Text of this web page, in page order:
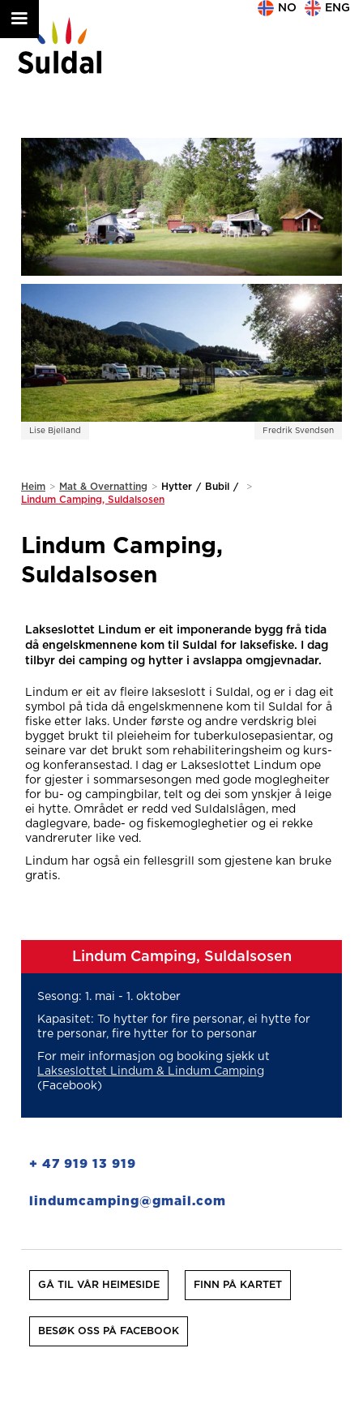
NO ENG
Lise Bjelland Fredrik Svendsen
Heim > Mat & Overnatting > Hytter / Bubil /
>
Lindum Camping, Suldalsosen
Lindum Camping,
Suldalsosen
Lakseslottet Lindum er eit imponerande bygg frå tida
då engelskmennene kom til Suldal for laksefiske. I dag
tilbyr dei camping og hytter i avslappa omgjevnadar.
Lindum er eit av fleire lakseslott i Suldal, og er i dag eit
symbol på tida då engelskmennene kom til Suldal for å
fiske etter laks. Under første og andre verdskrig blei
bygget brukt til pleieheim for tuberkulosepasientar, og
seinare var det brukt som rehabiliteringsheim og kurs-
og konferansestad. I dag er Lakseslottet Lindum ope
for gjester i sommarsesongen med gode moglegheiter
for bu- og campingbilar, telt og dei som ynskjer å leige
ei hytte. Området er redd ved Suldalslågen, med
daglegvare, bade- og fiskemogleghetier og ei rekke
vandreruter like ved.
Lindum har også ein fellesgrill som gjestene kan bruke
gratis.
Lindum Camping, Suldalsosen
Sesong: 1. mai - 1. oktober
Kapasitet: To hytter for fire personar, ei hytte for
tre personar, fire hytter for to personar
For meir informasjon og booking sjekk ut
Lakseslottet Lindum & Lindum Camping
(Facebook)
+ 47 919 13 919
lindumcamping@gmail.com
GÅ TIL VÅR HEIMESIDE FINN PÅ KARTET
BESØK OSS PÅ FACEBOOK